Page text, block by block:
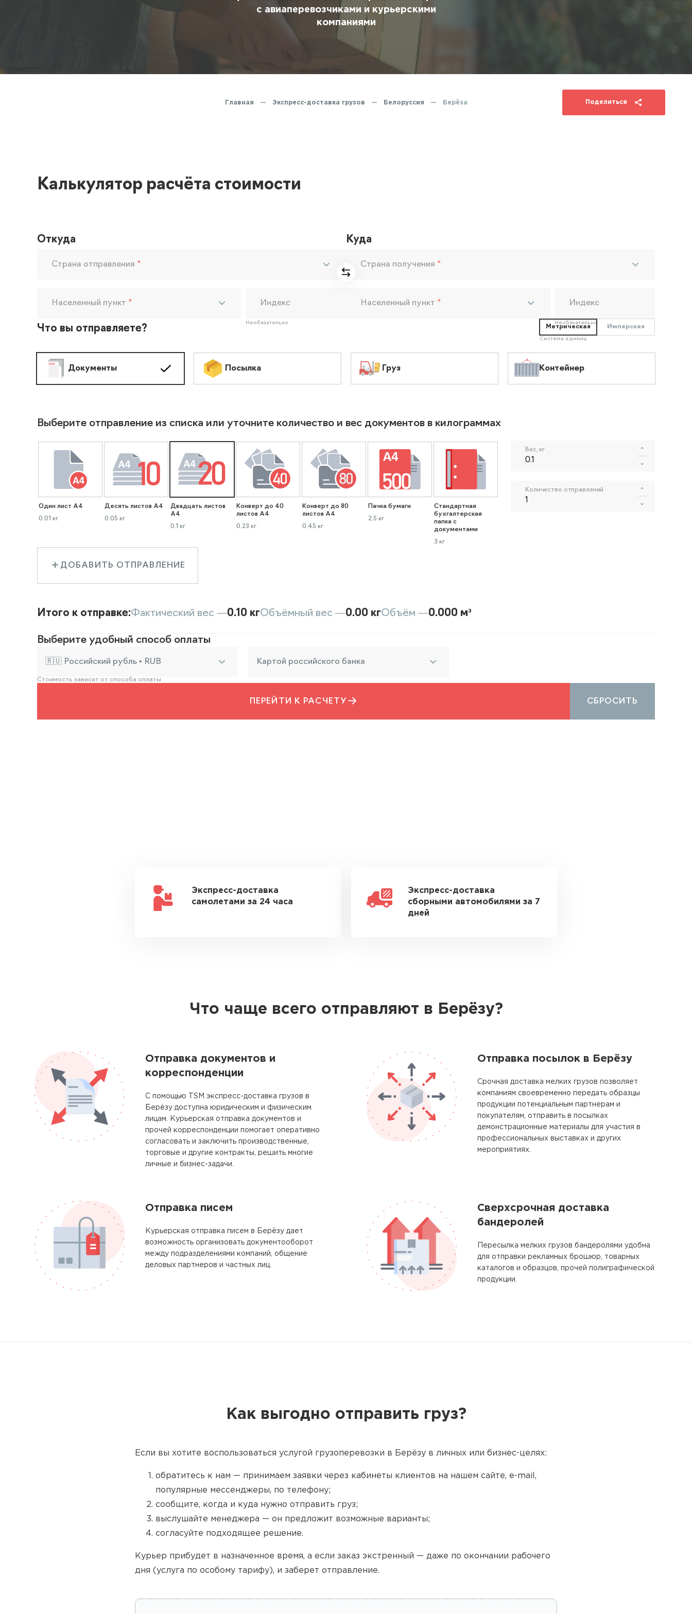
декларирование
с авиаперевозчиками и курьерскими
компаниями
Главная — Экспресс-доставка грузов — Белоруссия — Берёза Поделиться
Калькулятор расчёта стоимости
Откуда
Страна отправления *
Населенный пункт * Индекс
Необязательно
Куда
Страна получения *
Населенный пункт * Индекс
Необязательно
Что вы отправляете? Метрическая Имперская
Система единиц
Документы Посылка Груз Контейнер
Выберите отправление из списка или уточните количество и вес документов в килограммах
Один лист А4
0.01 кг
Десять листов А4
0.05 кг
Двадцать листов
А4
0.1 кг
Конверт до 40
листов А4
0.23 кг
Конверт до 80
листов А4
0.45 кг
Пачка бумаги
2.5 кг
Стандартная
бухгалтерская
папка с
документами
3 кг
Вес, кг
Количество отправлений
ДОБАВИТЬ ОТПРАВЛЕНИЕ
Итого к отправке:Фактический вес —0.10 кгОбъёмный вес —0.00 кгОбъём —0.000 м³
Выберите удобный способ оплаты
🇷🇺 Российский рубль • RUB Картой российского банка
Стоимость зависит от способа оплаты
ПЕРЕЙТИ К РАСЧЕТУ СБРОСИТЬ
Экспресс-доставка
самолетами за 24 часа
Экспресс-доставка
сборными автомобилями за 7
дней
Что чаще всего отправляют в Берёзу?
Отправка документов и
корреспонденции
С помощью TSM экспресс-доставка грузов в
Берёзу доступна юридическим и физическим
лицам. Курьерская отправка документов и
прочей корреспонденции помогает оперативно
согласовать и заключить производственные,
торговые и другие контракты, решить многие
личные и бизнес-задачи.
Отправка посылок в Берёзу
Срочная доставка мелких грузов позволяет
компаниям своевременно передать образцы
продукции потенциальным партнерам и
покупателям, отправить в посылках
демонстрационные материалы для участия в
профессиональных выставках и других
мероприятиях.
Отправка писем
Курьерская отправка писем в Берёзу дает
возможность организовать документооборот
между подразделениями компаний, общение
деловых партнеров и частных лиц.
Сверхсрочная доставка
бандеролей
Пересылка мелких грузов бандеролями удобна
для отправки рекламных брошюр, товарных
каталогов и образцов, прочей полиграфической
продукции.
Как выгодно отправить груз?
Если вы хотите воспользоваться услугой грузоперевозки в Берёзу в личных или бизнес-целях:
обратитесь к нам — принимаем заявки через кабинеты клиентов на нашем сайте, e-mail,
популярные мессенджеры, по телефону;
сообщите, когда и куда нужно отправить груз;
выслушайте менеджера — он предложит возможные варианты;
согласуйте подходящее решение.
Курьер прибудет в назначенное время, а если заказ экстренный — даже по окончании рабочего
дня (услуга по особому тарифу), и заберет отправление.